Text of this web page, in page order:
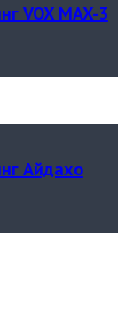
VOX MAX-3
Айдахо